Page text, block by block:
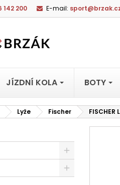
142 200 E-mail:
JÍZDNÍ KOLA BOTY
Lyže Fischer